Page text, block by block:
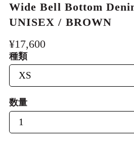
Wide Bell Bottom
UNISEX / BROWN
¥17,600
種類
数量